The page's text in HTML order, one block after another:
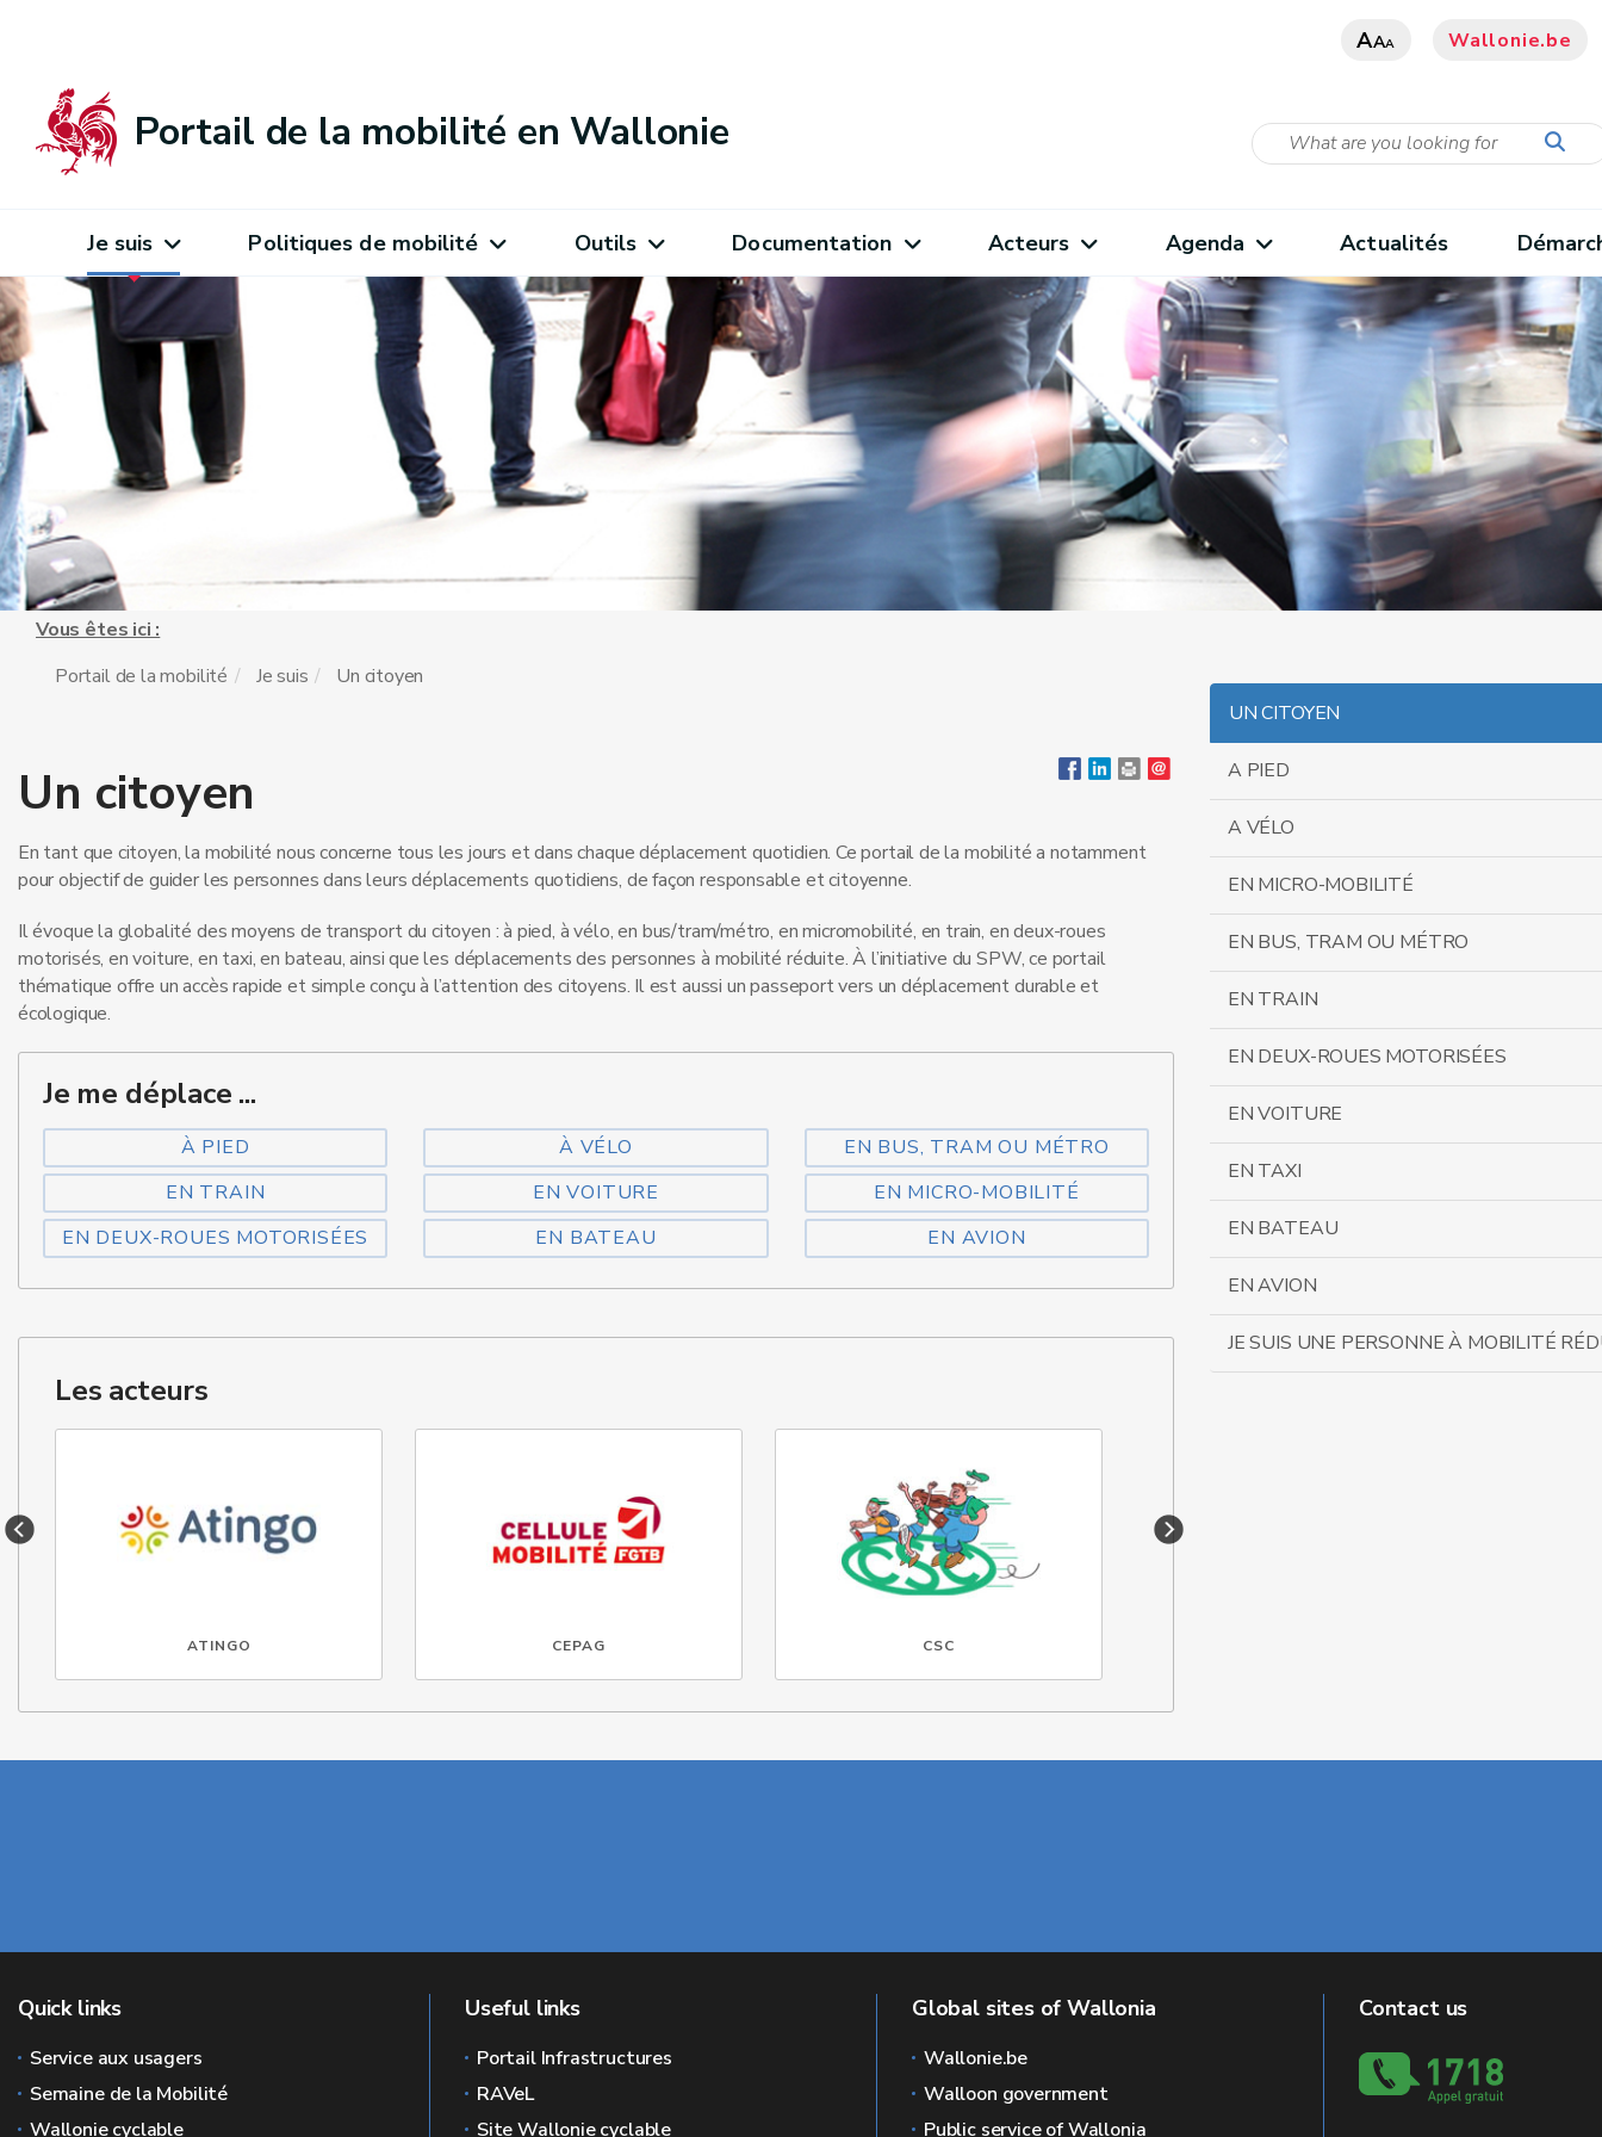
AAA Wallonie.be
Portail de la mobilité en Wallonie
Je suis Politiques de mobilité Outils Documentation Acteurs Agenda Actualités
Vous êtes ici :
Portail de la mobilité
Je suis Un citoyen
Un citoyen
En tant que citoyen, la mobilité nous concerne tous les jours et dans chaque déplacement quotidien. Ce portail de la mobilité a notamment
pour objectif de guider les personnes dans leurs déplacements quotidiens, de façon responsable et citoyenne.
Il évoque la globalité des moyens de transport du citoyen : à pied, à vélo, en bus/tram/métro, en micromobilité, en train, en deux-roues
motorisés, en voiture, en taxi, en bateau, ainsi que les déplacements des personnes à mobilité réduite. À l’initiative du SPW, ce portail
thématique offre un accès rapide et simple conçu à l’attention des citoyens. Il est aussi un passeport vers un déplacement durable et
écologique.
Je me déplace ...
À PIED À VÉLO
EN BUS, TRAM OU MÉTRO
EN TRAIN
EN VOITURE
EN MICRO-MOBILITÉ
EN DEUX-ROUES MOTORISÉES
EN BATEAU EN AVION
Les acteurs
ATINGO CEPAG CSC
UN CITOYEN
A PIED
A VÉLO
EN MICRO-MOBILITÉ
EN BUS, TRAM OU MÉTRO
EN TRAIN
EN DEUX-ROUES MOTORISÉES
EN VOITURE
EN TAXI
EN BATEAU
EN AVION
JE SUIS UNE PERSONNE À MOBILITÉ
Quick links
Service aux usagers
Semaine de la Mobilité
Wallonie cyclable
Useful links
Portail Infrastructures
RAVeL
Site Wallonie cyclable
Global sites of Wallonia
Wallonie.be
Walloon government
Public service of Wallonia
Contact us